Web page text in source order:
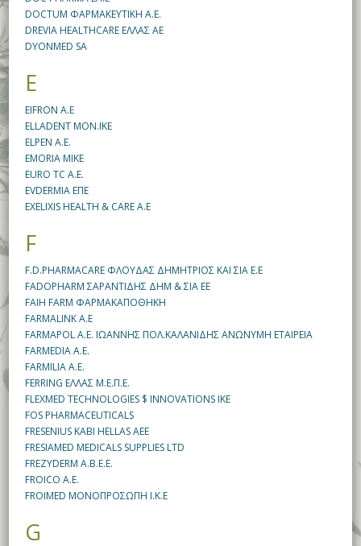
DOCTUM ΦΑΡΜΑΚΕΥΤΙΚΗ Α.Ε.
DREVIA HEALTHCARE ΕΛΛΑΣ ΑΕ
DYONMED SA
E
EIFRON Α.Ε
ELLADENT MON.IKE
ELPEN A.E.
EMORIA MIKE
EURO TC A.E.
EVDERMIA ΕΠΕ
EXELIXIS HEALTH & CARE Α.Ε
F
F.D.PHARMACARE ΦΛΟΥΔΑΣ ΔΗΜΗΤΡΙΟΣ ΚΑΙ ΣΙΑ Ε.Ε
FADOPHARM ΣΑΡΑΝΤΙΔΗΣ ΔΗΜ & ΣΙΑ ΕΕ
FAIH FARM ΦΑΡΜΑΚΑΠΟΘΗΚΗ
FARMALINK A.E
FARMAPOL A.E. ΙΩΑΝΝΗΣ ΠΟΛ.ΚΑΛΑΝΙΔΗΣ ΑΝΩΝΥΜΗ ΕΤΑΙΡΕΙΑ
FARMEDIA Α.Ε.
FARMILIA A.E.
FERRING ΕΛΛΑΣ M.Ε.Π.Ε.
FLEXMED TECHNOLOGIES $ INNOVATIONS IKE
FOS PHARMACEUTICALS
FRESENIUS KABI HELLAS AEE
FRESIAMED MEDICALS SUPPLIES LTD
FREZYDERM Α.Β.Ε.Ε.
FROICO A.E.
FROIMED ΜΟΝΟΠΡΟΣΩΠΗ Ι.Κ.Ε
G